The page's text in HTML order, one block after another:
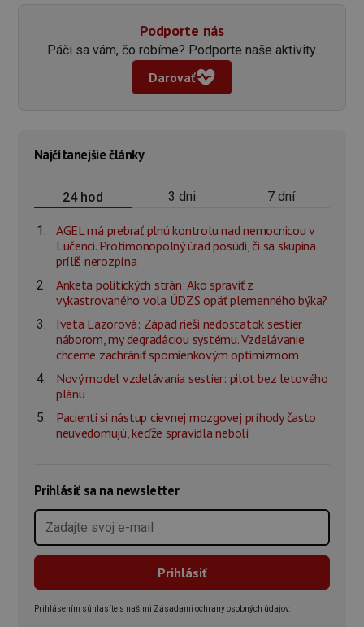
Podporte nás
Páči sa vám, čo robíme? Podporte naše aktivity.
Darovať
Najčítanejšie články
24 hod 3 dni 7 dní
AGEL má prebrať plnú kontrolu nad nemocnicou v
Lučenci. Protimonopolný úrad posúdi, či sa skupina
príliš nerozpína
Anketa politických strán: Ako spraviť z
vykastrovaného vola ÚDZS opäť plemenného býka?
Iveta Lazorová: Západ rieši nedostatok sestier
náborom, my degradáciou systému. Vzdelávanie
chceme zachrániť spomienkovým optimizmom
Nový model vzdelávania sestier: pilot bez letového
plánu
Pacienti si nástup cievnej mozgovej príhody často
neuvedomujú, keďže spravidla nebolí
Prihlásiť sa na newsletter
Prihlásením súhlasíte s našimi Zásadami ochrany osobných údajov.